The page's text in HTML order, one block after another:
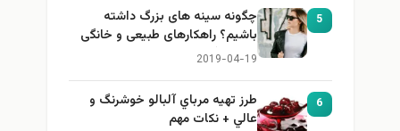
5
چگونه سینه های بزرگ داشته
باشیم؟ راهکارهای طبیعی و خانگی
برای بزرگ کردن سینه
2019-04-19
6
طرز تهيه مرباي آلبالو خوشرنگ و
عالي + نكات مهم